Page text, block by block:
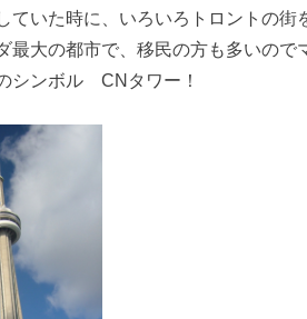
ていた時に、いろいろトロントの街
最大の都市で、移民の方も多いので
シンボル CNタワー！